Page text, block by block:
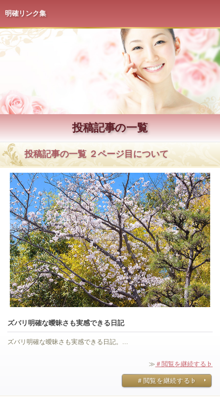
明確リンク集
投稿記事の一覧
投稿記事の一覧 ２ページ目について
ズバリ明確な曖昧さも実感できる日記
ズバリ明確な曖昧さも実感できる日記。...
≫ ＃閲覧を継続する♭
＃閲覧を継続する♭